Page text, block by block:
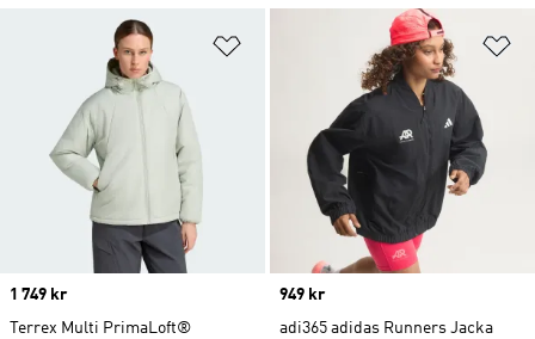
Lägg till på önskelistan
Price
1 749 kr
Terrex Multi PrimaLoft®
Price
949 kr
adi365 adidas Runners Jacka